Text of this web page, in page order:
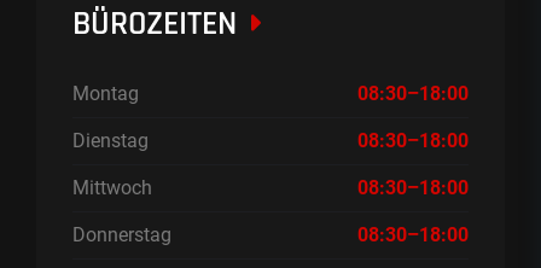
BÜROZEITEN
Montag 08:30–18:00
Dienstag 08:30–18:00
Mittwoch 08:30–18:00
Donnerstag 08:30–18:00